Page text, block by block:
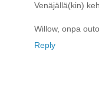
Venäjällä(kin)
Willow, onpa
Reply